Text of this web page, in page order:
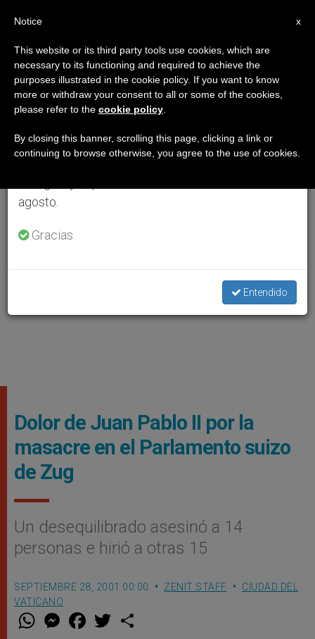
Dolor de Juan Pablo II por la
masacre en el Parlamento suizo
de Zug
Un desequilibrado asesinó a 14
personas e hirió a otras 15
SEPTIEMBRE 28, 2001 00:00 ZENIT STAFF
CIUDAD DEL
VATICANO
W M
e
F
a w
×
Aviso importante
Del 27 de julio al 7 de agosto haremos la pausa
anual, aprovechando que en el periodo de verano
se generan menos informaciones y también el
agosto.
Gracias.
Entendido
x
Notice
This website or its third party tools use cookies, which are
necessary to its functioning and required to achieve the
purposes illustrated in the cookie policy. If you want to know
more or withdraw your consent to all or some of the cookies,
please refer to the cookie policy
By closing this banner, scrolling this page, clicking a link or
continuing to browse otherwise, you agree to the use of cookies.